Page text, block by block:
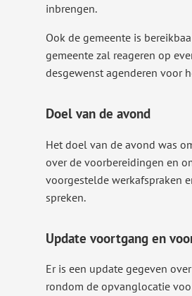
inbrengen.
Ook de gemeente is
gemeente zal reageren op
desgewenst agenderen voor
Doel van de avond
Het doel van de avond was
over de voorbereidingen en
voorgestelde werkafspraken
spreken.
Update voortgang en
Er is een update gegeven
rondom de opvanglocatie